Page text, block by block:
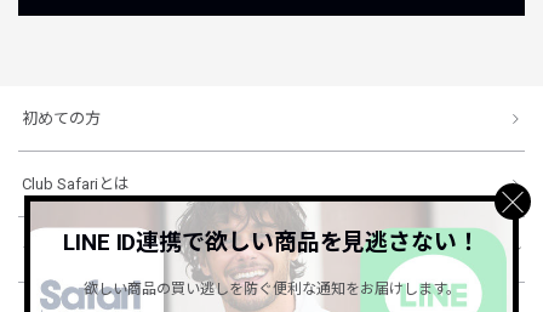
初めての方
Club Safariとは
ショッピングガイド
LINE ID連携で欲しい商品を見逃さない！
欲しい商品の買い逃しを防ぐ便利な通知をお届けします。